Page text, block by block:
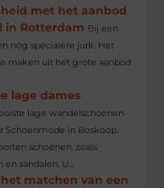
met het aanbod
in Rotterdam Bij een
nóg specialere jurk. Het
maken uit het grote aanbod
lage dames
lage wandelschoenen
Schoenmode in Boskoop.
schoenen, zoals
sandalen. U...
matchen van een